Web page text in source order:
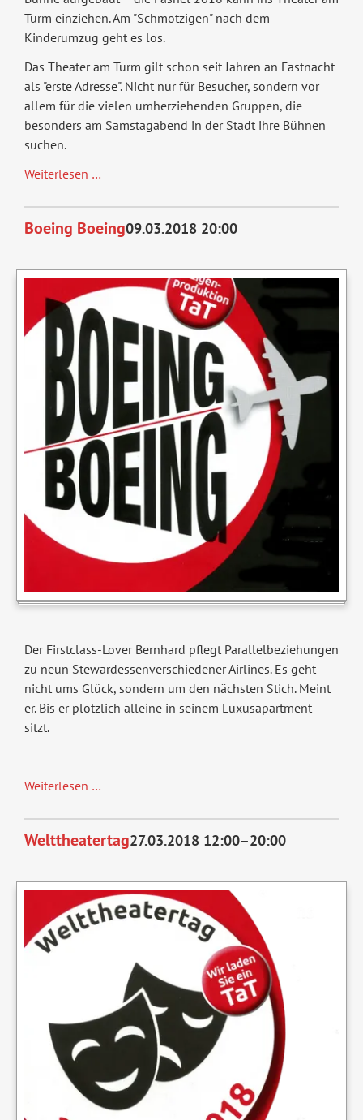
Turm einziehen. Am "Schmotzigen" nach dem
Kinderumzug geht es los.
Das Theater am Turm gilt schon seit Jahren an Fastnacht
als "erste Adresse". Nicht nur für Besucher, sondern vor
allem für die vielen umherziehenden Gruppen, die
besonders am Samstagabend in der Stadt ihre Bühnen
suchen.
Weiterlesen …Fasnet
Turm
Boeing Boeing09.03.2018 20:00
Der Firstclass-Lover Bernhard pflegt Parallelbeziehungen
zu neun Stewardessenverschiedener Airlines. Es geht
nicht ums Glück, sondern um den nächsten Stich. Meint
er. Bis er plötzlich alleine in seinem Luxusapartment
sitzt.
Weiterlesen …Boeing
Welttheatertag27.03.2018 12:00–20:00